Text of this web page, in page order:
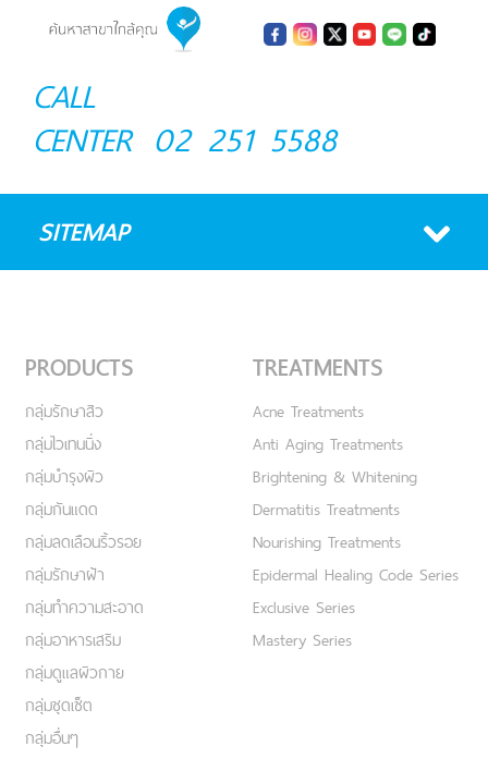
CALL
CENTER 02 251 5588
SITEMAP
PRODUCTS
กลุ่มรักษาสิว
กลุ่มไวเทนนิ่ง
กลุ่มบำรุงผิว
กลุ่มกันแดด
กลุ่มลดเลือนริ้วรอย
กลุ่มรักษาฝ้า
กลุ่มทำความสะอาด
กลุ่มอาหารเสริม
กลุ่มดูแลผิวกาย
กลุ่มชุดเซ็ต
กลุ่มอื่นๆ
TREATMENTS
Acne Treatments
Anti Aging Treatments
Brightening & Whitening
Dermatitis Treatments
Nourishing Treatments
Epidermal Healing Code Series
Exclusive Series
Mastery Series